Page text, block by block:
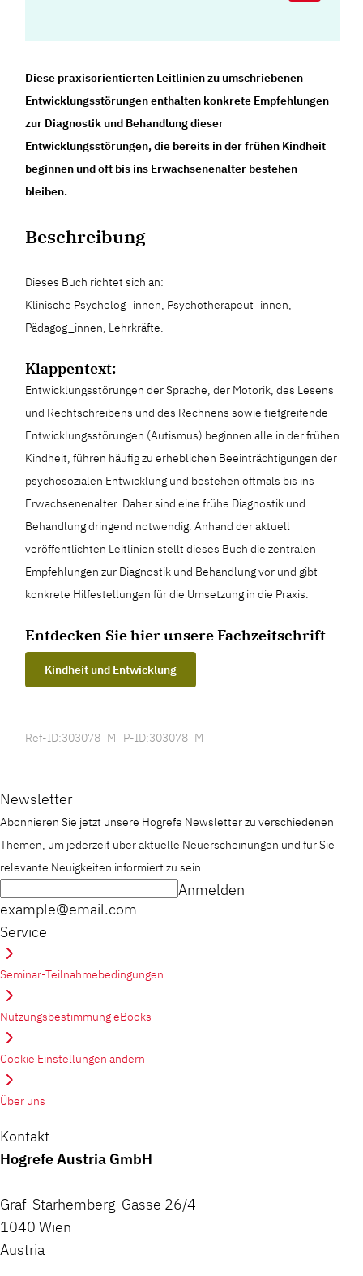
Diese praxisorientierten Leitlinien zu umschriebenen
Entwicklungsstörungen enthalten konkrete Empfehlungen
zur Diagnostik und Behandlung dieser
Entwicklungsstörungen, die bereits in der frühen Kindheit
beginnen und oft bis ins Erwachsenenalter bestehen
bleiben.
Beschreibung
Dieses Buch richtet sich an:
Klinische Psycholog_innen, Psychotherapeut_innen,
Pädagog_innen, Lehrkräfte.
Klappentext:
Entwicklungsstörungen der Sprache, der Motorik, des Lesens
und Rechtschreibens und des Rechnens sowie tiefgreifende
Entwicklungsstörungen (Autismus) beginnen alle in der frühen
Kindheit, führen häufig zu erheblichen Beeinträchtigungen der
psychosozialen Entwicklung und bestehen oftmals bis ins
Erwachsenenalter. Daher sind eine frühe Diagnostik und
Behandlung dringend notwendig. Anhand der aktuell
veröffentlichten Leitlinien stellt dieses Buch die zentralen
Empfehlungen zur Diagnostik und Behandlung vor und gibt
konkrete Hilfestellungen für die Umsetzung in die Praxis.
Entdecken Sie hier unsere Fachzeitschrift
Kindheit und Entwicklung
Ref-ID:303078_M P-ID:303078_M
Newsletter
Abonnieren Sie jetzt unsere Hogrefe Newsletter zu verschiedenen
Themen, um jederzeit über aktuelle Neuerscheinungen und für Sie
relevante Neuigkeiten informiert zu sein.
example@email.com
Anmelden
Service
Seminar-Teilnahmebedingungen
Nutzungsbestimmung eBooks
Cookie Einstellungen ändern
Über uns
Kontakt
Hogrefe Austria GmbH
Graf-Starhemberg-Gasse 26/4
1040 Wien
Austria